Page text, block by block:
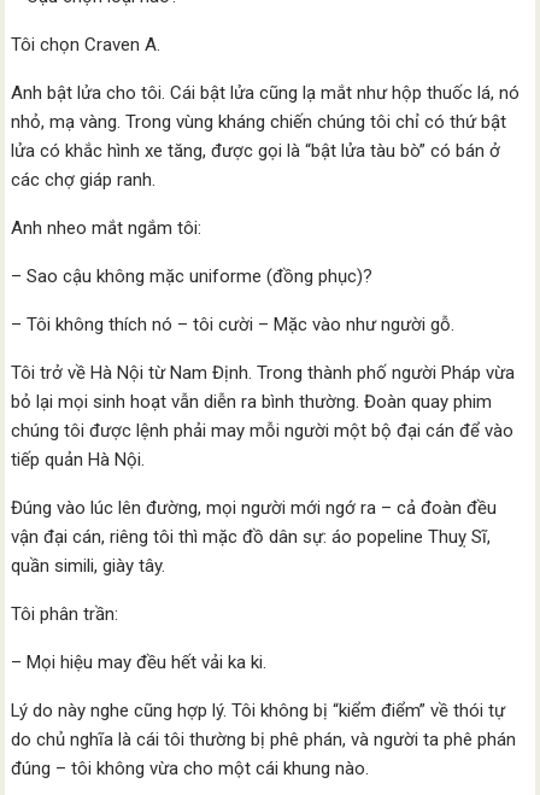
Tôi chọn Craven A.
Anh bật lửa cho tôi. Cái bật lửa cũng lạ mắt như hộp thuốc lá, nó
nhỏ, mạ vàng. Trong vùng kháng chiến chúng tôi chỉ có thứ bật
lửa có khắc hình xe tăng, được gọi là “bật lửa tàu bò” có bán ở
các chợ giáp ranh.
Anh nheo mắt ngắm tôi:
– Sao cậu không mặc uniforme (đồng phục)?
– Tôi không thích nó – tôi cười – Mặc vào như người gỗ.
Tôi trở về Hà Nội từ Nam Định. Trong thành phố người Pháp vừa
bỏ lại mọi sinh hoạt vẫn diễn ra bình thường. Đoàn quay phim
chúng tôi được lệnh phải may mỗi người một bộ đại cán để vào
tiếp quản Hà Nội.
Đúng vào lúc lên đường, mọi người mới ngớ ra – cả đoàn đều
vận đại cán, riêng tôi thì mặc đồ dân sự: áo popeline Thuỵ Sĩ,
quần simili, giày tây.
Tôi phân trần:
– Mọi hiệu may đều hết vải ka ki.
Lý do này nghe cũng hợp lý. Tôi không bị “kiểm điểm” về thói tự
do chủ nghĩa là cái tôi thường bị phê phán, và người ta phê phán
đúng – tôi không vừa cho một cái khung nào.